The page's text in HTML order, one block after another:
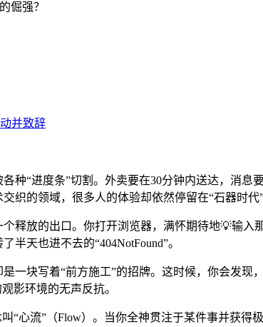
倔强？
种“进度条”切割。外卖要在30分钟内送达，消息
的领域，很多人的体验却依然停留在“石器时代”
释放的出口。你打开浏览器，满怀期待地💡输
天也进不去的“404NotFound”。
一块写着“前方施工”的招牌。这时候，你会发现
影环境的无声反抗。
“心流”（Flow）。当你全神贯注于某件事并获得